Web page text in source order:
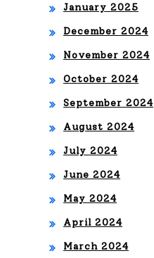
January 2025
December 2024
November 2024
October 2024
September 2024
August 2024
July 2024
June 2024
May 2024
April 2024
March 2024